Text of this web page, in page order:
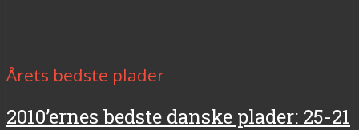
Årets bedste plader
2010’ernes bedste danske plader: 25-21